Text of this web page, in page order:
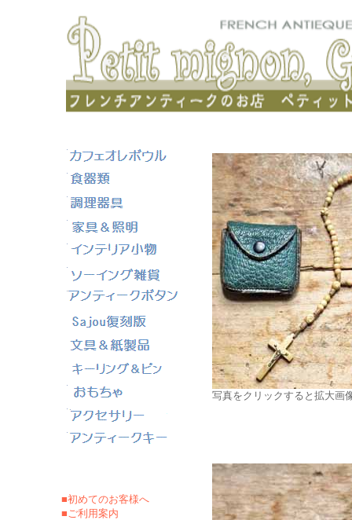
■初めてのお客様へ
■ご利用案内
写真をクリックすると拡大画